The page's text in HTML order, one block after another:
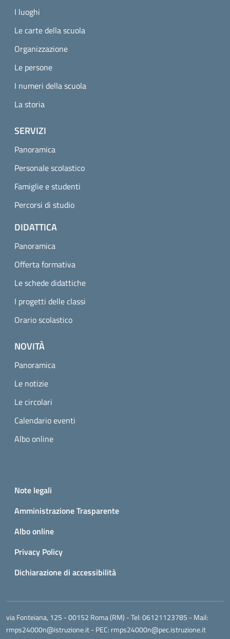
I luoghi
Le carte della scuola
Organizzazione
Le persone
I numeri della scuola
La storia
SERVIZI
Panoramica
Personale scolastico
Famiglie e studenti
Percorsi di studio
DIDATTICA
Panoramica
Offerta formativa
Le schede didattiche
I progetti delle classi
Orario scolastico
NOVITÀ
Panoramica
Le notizie
Le circolari
Calendario eventi
Albo online
Small prints
Note legali
Amministrazione Trasparente
Albo online
Privacy Policy
Dichiarazione di accessibilità
via Fonteiana, 125 - 00152 Roma (RM) - Tel:06121123785 - Mail:
rmps24000n@istruzione.it- PEC: rmps24000n@pec.istruzione.it